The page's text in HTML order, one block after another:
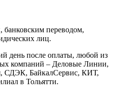
переводом,
лиц.
день после оплаты, любой из
компаний – Деловые Линии,
СДЭК, БайкалСервис, КИТ,
в Тольятти.